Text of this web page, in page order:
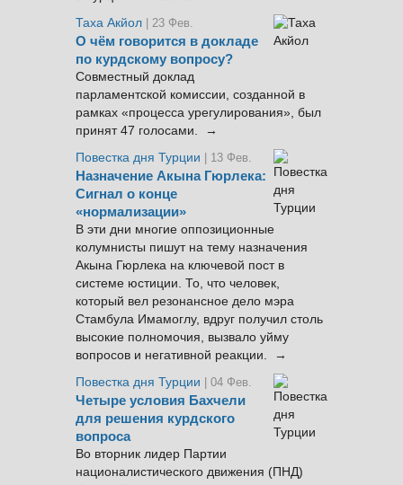
Таха Акйол | 23 Фев.
О чём говорится в докладе
по курдскому вопросу?
Совместный доклад
парламентской комиссии, созданной в
рамках «процесса урегулирования», был
принят 47 голосами. →
Повестка дня Турции
| 13 Фев.
Назначение Акына Гюрлека:
Сигнал о конце
«нормализации»
В эти дни многие оппозиционные
колумнисты пишут на тему назначения
Акына Гюрлека на ключевой пост в
системе юстиции. То, что человек,
который вел резонансное дело мэра
Стамбула Имамоглу, вдруг получил столь
высокие полномочия, вызвало уйму
вопросов и негативной реакции. →
Повестка дня Турции
| 04 Фев.
Четыре условия Бахчели
для решения курдского
вопроса
Во вторник лидер Партии
националистического движения (ПНД)